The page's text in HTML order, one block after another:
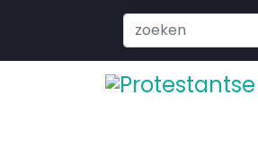
Search
...